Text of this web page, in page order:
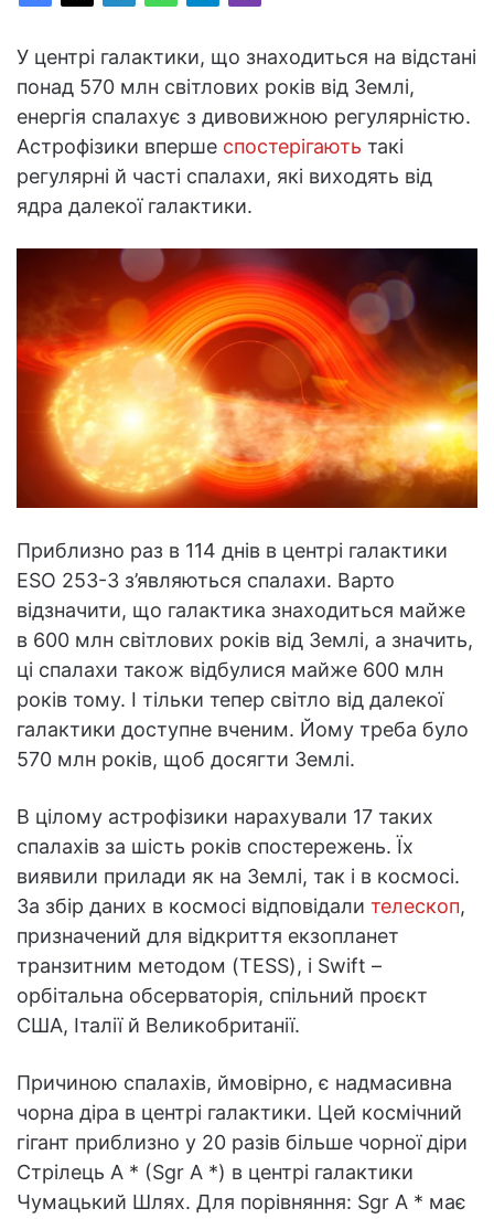
У центрі галактики, що знаходиться на відстані
понад 570 млн світлових років від Землі,
енергія спалахує з дивовижною регулярністю.
Астрофізики вперше спостерігають такі
регулярні й часті спалахи, які виходять від
ядра далекої галактики.
Приблизно раз в 114 днів в центрі галактики
ESO 253-3 з’являються спалахи. Варто
відзначити, що галактика знаходиться майже
в 600 млн світлових років від Землі, а значить,
ці спалахи також відбулися майже 600 млн
років тому. І тільки тепер світло від далекої
галактики доступне вченим. Йому треба було
570 млн років, щоб досягти Землі.
В цілому астрофізики нарахували 17 таких
спалахів за шість років спостережень. Їх
виявили прилади як на Землі, так і в космосі.
За збір даних в космосі відповідали телескоп,
призначений для відкриття екзопланет
транзитним методом (TESS), і Swift –
орбітальна обсерваторія, спільний проєкт
США, Італії й Великобританії.
Причиною спалахів, ймовірно, є надмасивна
чорна діра в центрі галактики. Цей космічний
гігант приблизно у 20 разів більше чорної діри
Стрілець A * (Sgr A *) в центрі галактики
Чумацький Шлях. Для порівняння: Sgr A * має